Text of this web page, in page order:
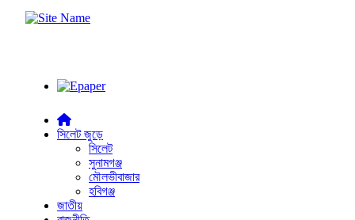
সিলেট জুড়ে
সিলেট
সুনামগঞ্জ
মৌলভীবাজার
হবিগঞ্জ
জাতীয়